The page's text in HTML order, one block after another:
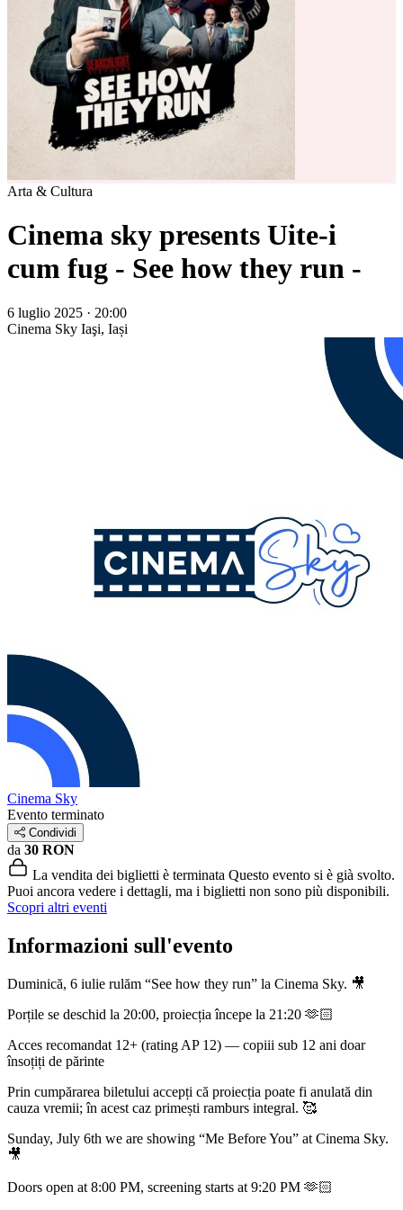
Arta & Cultura
Cinema sky presents Uite-i
cum fug - See how they run -
6 luglio 2025 · 20:00
Cinema Sky Iaşi, Iași
Cinema Sky
Evento terminato
Condividi
da 30 RON
La vendita dei biglietti è terminata Questo evento si è già svolto.
Puoi ancora vedere i dettagli, ma i biglietti non sono più disponibili.
Scopri altri eventi
Informazioni sull'evento
Duminică, 6 iulie rulăm “See how they run” la Cinema Sky. 🎥
Porțile se deschid la 20:00, proiecția începe la 21:20 🫶🏻
Acces recomandat 12+ (rating AP 12) — copiii sub 12 ani doar
însoțiți de părinte
Prin cumpărarea biletului accepți că proiecția poate fi anulată din
cauza vremii; în acest caz primești ramburs integral. 🥰
Sunday, July 6th we are showing “Me Before You” at Cinema Sky.
🎥
Doors open at 8:00 PM, screening starts at 9:20 PM 🫶🏻